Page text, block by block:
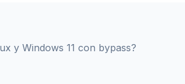
y Windows 11 con bypass?